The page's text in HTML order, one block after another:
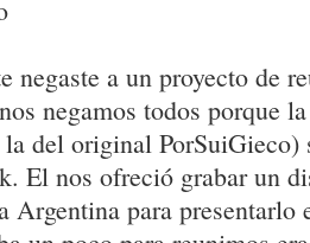
negaste a un proyecto de
negamos todos porque
del original
El nos ofreció grabar un
Argentina para